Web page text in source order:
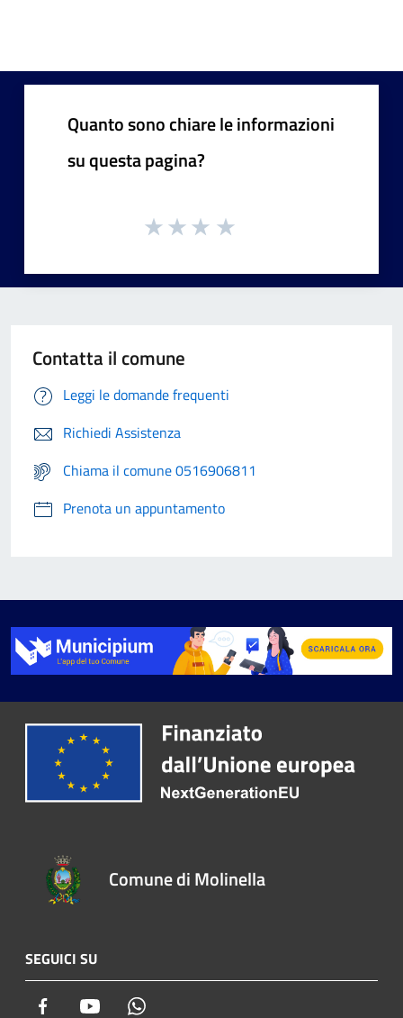
Quanto sono chiare le informazioni
su questa pagina?
Contatta il comune
Leggi le domande frequenti
Richiedi Assistenza
Chiama il comune 0516906811
Prenota un appuntamento
Comune di Molinella
SEGUICI SU
Facebook Youtube